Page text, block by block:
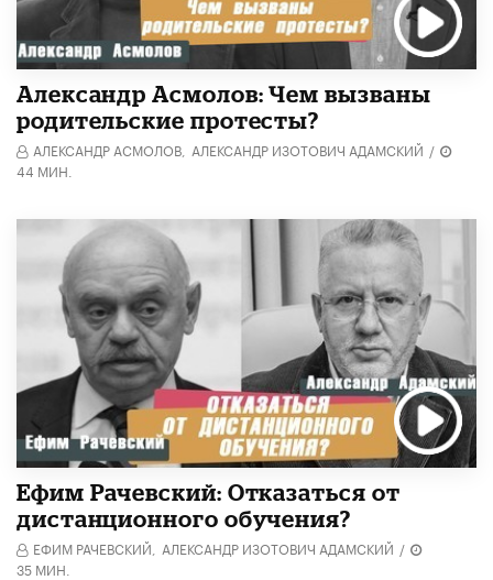
Александр Асмолов: Чем вызваны
родительские протесты?
АЛЕКСАНДР АСМОЛОВ, АЛЕКСАНДР ИЗОТОВИЧ АДАМСКИЙ /
44 МИН.
Ефим Рачевский: Отказаться от
дистанционного обучения?
ЕФИМ РАЧЕВСКИЙ, АЛЕКСАНДР ИЗОТОВИЧ АДАМСКИЙ /
35 МИН.